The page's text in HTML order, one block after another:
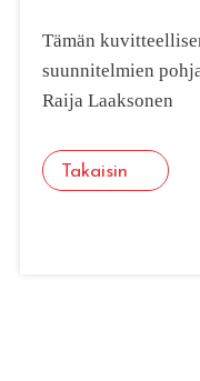
Tämän
suunnitelmien
Raija Laaksonen
Takaisin